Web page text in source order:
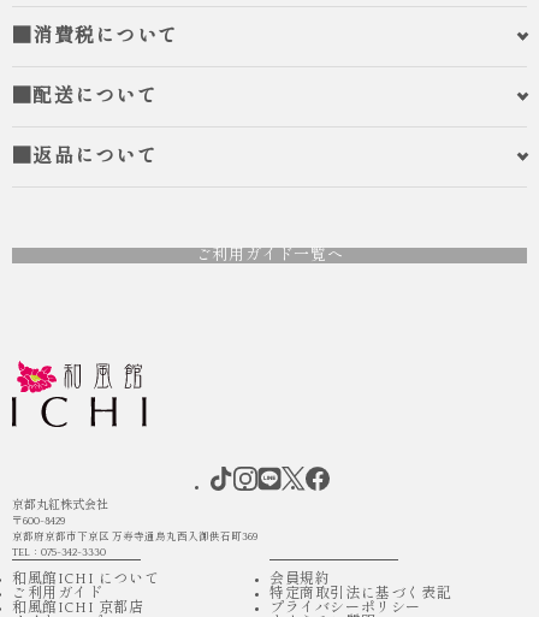
■消費税について
■配送について
■返品について
ご利用ガイド一覧へ
京都丸紅株式会社
〒600-8429
京都府京都市下京区 万寿寺通烏丸西入御供石町369
TEL：075-342-3330
和風館ICHI について
ご利用ガイド
和風館ICHI 京都店
会員規約
特定商取引法に基づく表記
プライバシーポリシー